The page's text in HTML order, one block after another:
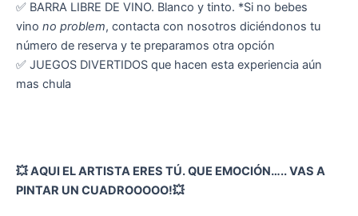
✅ BARRA LIBRE DE VINO. Blanco y tinto. *Si no bebes
vino no problem, contacta con nosotros diciéndonos tu
número de reserva y te preparamos otra opción
✅ JUEGOS DIVERTIDOS que hacen esta experiencia aún
mas chula
💥 AQUI EL ARTISTA ERES TÚ. QUE EMOCIÓN….. VAS A
PINTAR UN CUADROOOOO!💥